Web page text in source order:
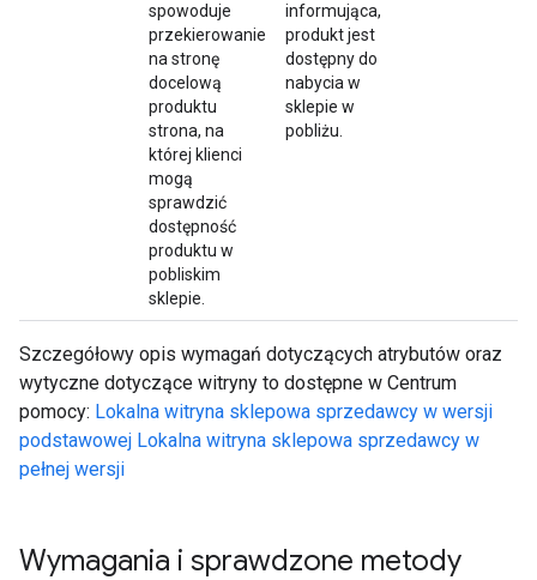
spowoduje
przekierowanie
na stronę
docelową
produktu
strona, na
której klienci
mogą
sprawdzić
dostępność
produktu w
pobliskim
sklepie.
informująca,
produkt jest
dostępny do
nabycia w
sklepie w
pobliżu.
Szczegółowy opis wymagań dotyczących atrybutów oraz
wytyczne dotyczące witryny to dostępne w Centrum
pomocy: Lokalna witryna sklepowa sprzedawcy w wersji
podstawowej Lokalna witryna sklepowa sprzedawcy w
pełnej wersji
Wymagania i sprawdzone metody